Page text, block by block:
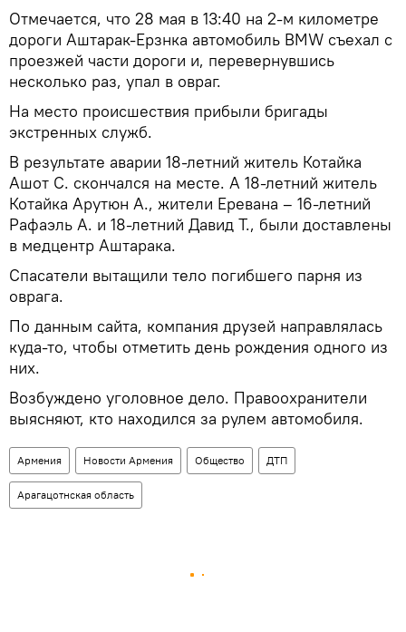
Отмечается, что 28 мая в 13:40 на 2-м километре
дороги Аштарак-Ерзнка автомобиль BMW съехал с
проезжей части дороги и, перевернувшись
несколько раз, упал в овраг.
На место происшествия прибыли бригады
экстренных служб.
В результате аварии 18-летний житель Котайка
Ашот С. скончался на месте. А 18-летний житель
Котайка Арутюн А., жители Еревана – 16-летний
Рафаэль А. и 18-летний Давид Т., были доставлены
в медцентр Аштарака.
Спасатели вытащили тело погибшего парня из
оврага.
По данным сайта, компания друзей направлялась
куда-то, чтобы отметить день рождения одного из
них.
Возбуждено уголовное дело. Правоохранители
выясняют, кто находился за рулем автомобиля.
Армения Новости Армения Общество ДТП
Арагацотнская область